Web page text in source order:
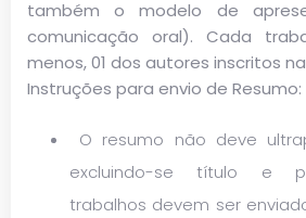
também o modelo de
comunicação oral). Cada
menos, 01 dos autores inscritos
Instruções para envio de Resumo:
O resumo não deve
excluindo-se título e
trabalhos devem ser